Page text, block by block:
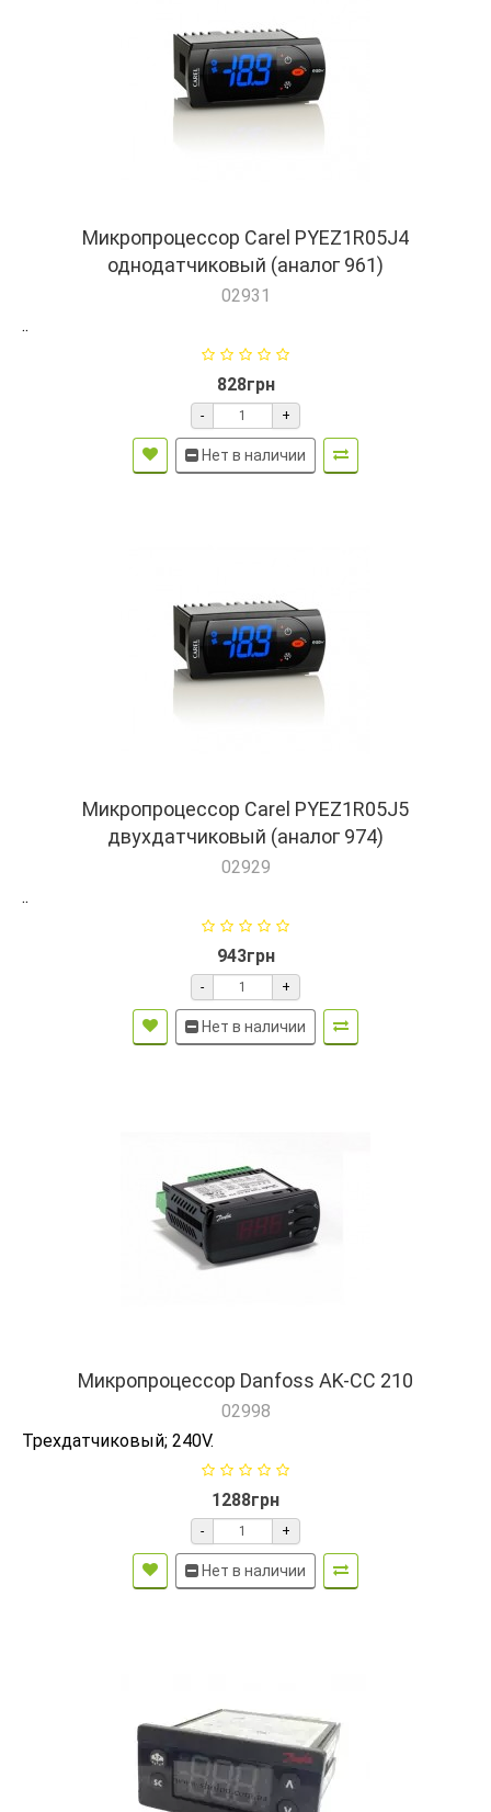
Микропроцессор Carel PYEZ1R05J4
однодатчиковый (аналог 961)
02931
..
828грн
- +
Нет в наличии
Микропроцессор Carel PYEZ1R05J5
двухдатчиковый (аналог 974)
02929
..
943грн
- +
Нет в наличии
Микропроцессор Danfoss AK-CC 210
02998
Трехдатчиковый; 240V.
1288грн
- +
Нет в наличии